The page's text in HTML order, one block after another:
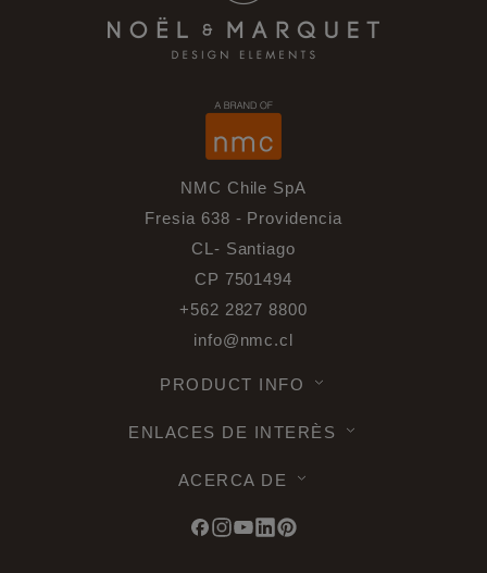
NMC Chile SpA
Fresia 638 - Providencia
CL- Santiago
CP 7501494
+562 2827 8800
info@nmc.cl
PRODUCT INFO
ENLACES DE INTERÈS
ACERCA DE